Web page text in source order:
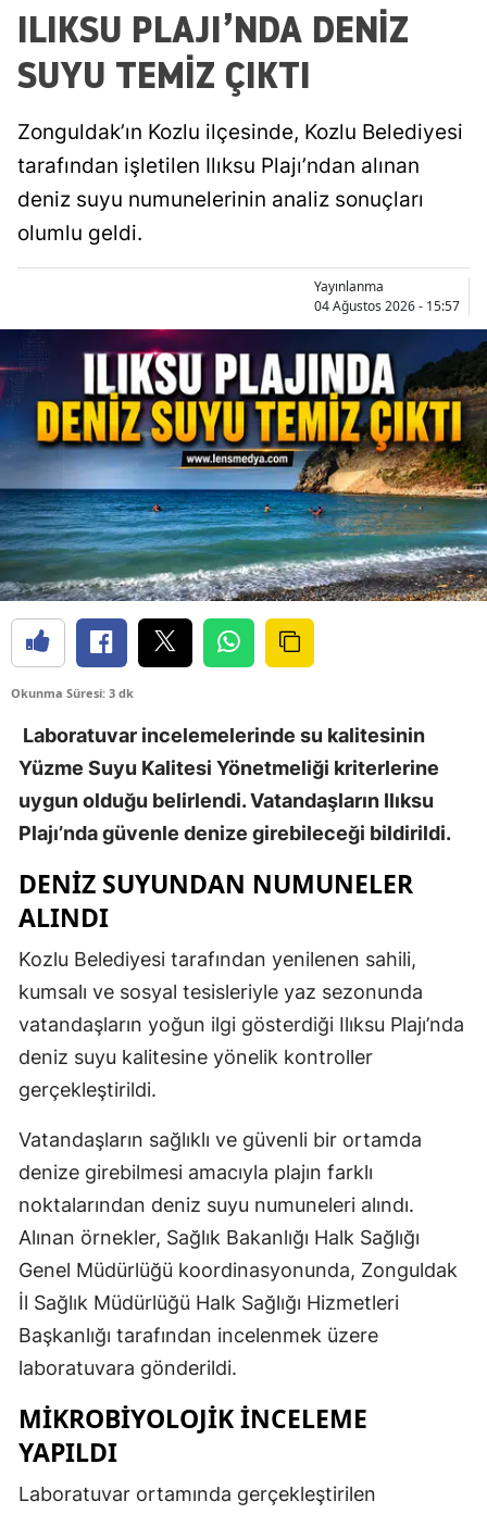
ILIKSU PLAJI’NDA DENİZ
SUYU TEMİZ ÇIKTI
Zonguldak’ın Kozlu ilçesinde, Kozlu Belediyesi
tarafından işletilen Ilıksu Plajı’ndan alınan
deniz suyu numunelerinin analiz sonuçları
olumlu geldi.
Yayınlanma
04 Ağustos 2026 - 15:57
Okunma Süresi: 3 dk
Laboratuvar incelemelerinde su kalitesinin
Yüzme Suyu Kalitesi Yönetmeliği kriterlerine
uygun olduğu belirlendi. Vatandaşların Ilıksu
Plajı’nda güvenle denize girebileceği bildirildi.
DENİZ SUYUNDAN NUMUNELER
ALINDI
Kozlu Belediyesi tarafından yenilenen sahili,
kumsalı ve sosyal tesisleriyle yaz sezonunda
vatandaşların yoğun ilgi gösterdiği Ilıksu Plajı’nda
deniz suyu kalitesine yönelik kontroller
gerçekleştirildi.
Vatandaşların sağlıklı ve güvenli bir ortamda
denize girebilmesi amacıyla plajın farklı
noktalarından deniz suyu numuneleri alındı.
Alınan örnekler, Sağlık Bakanlığı Halk Sağlığı
Genel Müdürlüğü koordinasyonunda, Zonguldak
İl Sağlık Müdürlüğü Halk Sağlığı Hizmetleri
Başkanlığı tarafından incelenmek üzere
laboratuvara gönderildi.
MİKROBİYOLOJİK İNCELEME
YAPILDI
Laboratuvar ortamında gerçekleştirilen